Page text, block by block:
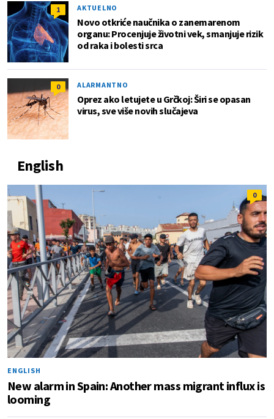
1 AKTUELNO
Novo otkriće naučnika o zanemarenom
organu: Procenjuje životni vek, smanjuje rizik
od raka i bolesti srca
0 ALARMANTNO
Oprez ako letujete u Grčkoj: Širi se opasan
virus, sve više novih slučajeva
English
0
ENGLISH
New alarm in Spain: Another mass migrant influx is
looming